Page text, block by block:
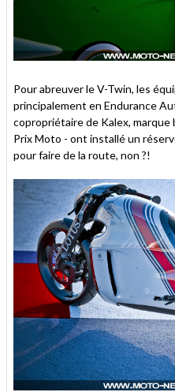
Pour abreuver le V-Twin, les
principalement en Endurance
copropriétaire de Kalex, marque
Prix Moto - ont installé un
pour faire de la route, non ?!